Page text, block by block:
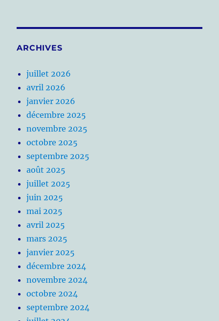
ARCHIVES
juillet 2026
avril 2026
janvier 2026
décembre 2025
novembre 2025
octobre 2025
septembre 2025
août 2025
juillet 2025
juin 2025
mai 2025
avril 2025
mars 2025
janvier 2025
décembre 2024
novembre 2024
octobre 2024
septembre 2024